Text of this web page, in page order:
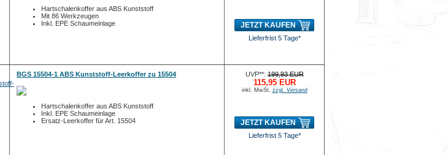
Hartschalenkoffer aus ABS Kunststoff
Mit 86 Werkzeugen
Inkl. EPE Schaumeinlage
JETZT KAUFEN
Lieferfrist 5 Tage*
BGS 15504-1 ABS Kunststoff-Leerkoffer zu 15504
Hartschalenkoffer aus ABS Kunststoff
Inkl. EPE Schaumeinlage
Ersatz-Leerkoffer für Art. 15504
UVP**:199,93 EUR
115,95 EUR
inkl. MwSt. zzgl. Versand
JETZT KAUFEN
Lieferfrist 5 Tage*